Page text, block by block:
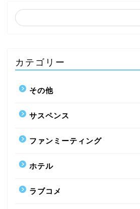
カテゴリー
その他
サスペンス
ファンミーティング
ホテル
ラブコメ